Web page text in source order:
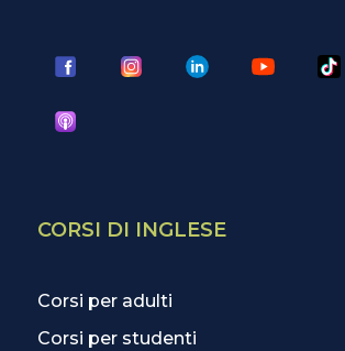
CORSI DI INGLESE
Corsi per adulti
Corsi per studenti